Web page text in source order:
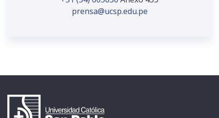
prensa@ucsp.edu.pe